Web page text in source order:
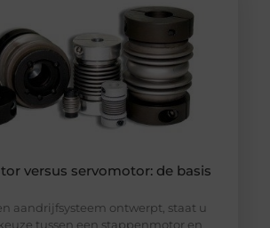
versus servomotor: de basis
aandrijfsysteem ontwerpt, staat u
tussen een stappenmotor en